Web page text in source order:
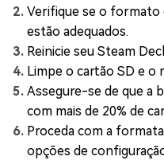
Verifique se o formato
estão adequados.
Reinicie seu Steam
Limpe o cartão SD e o
Assegure-se de que a
com mais de 20% de
Proceda com a
opções de